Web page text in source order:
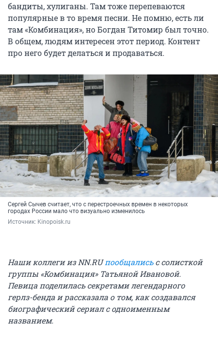
бандиты, хулиганы. Там тоже перепеваются
популярные в то время песни. Не помню, есть ли
там «Комбинация», но Богдан Титомир был точно.
В общем, людям интересен этот период. Контент
про него будет делаться и продаваться.
Сергей Сычев считает, что с перестроечных времен в некоторых
городах России мало что визуально изменилось
Источник: Kinopoisk.ru
Наши коллеги из NN.RUпообщалисьс солисткой
группы «Комбинация» Татьяной Ивановой.
Певица поделилась секретами легендарного
герлз-бенда и рассказала о том, как создавался
биографический сериал с одноименным
названием.